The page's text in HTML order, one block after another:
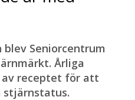
Seniorcentrum
Årliga
av receptet för att
stjärnstatus.